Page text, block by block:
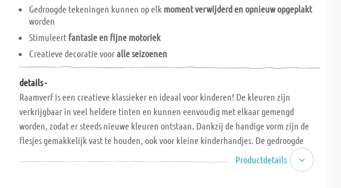
Gedroogde tekeningen kunnen op elk moment verwijderd en opnieuw opgeplakt
worden
Stimuleert fantasie en fijne motoriek
Creatieve decoratie vooralle seizoenen
details -
Raamverf is een creatieve klassieker en ideaal voor kinderen! De kleuren zijn
verkrijgbaar in veel heldere tinten en kunnen eenvoudig met elkaar gemengd
worden, zodat er steeds nieuwe kleuren ontstaan. Dankzij de handige vorm zijn de
flesjes gemakkelijk vast te houden, ook voor kleine kinderhandjes. De gedroogde
kunstwerken kunnen op elk moment weer verwijderd worden – zo kun je je ramen in
elk seizoen of gewoon naar wens opnieuw versieren! Met Window Colors kunnen
Productdetails